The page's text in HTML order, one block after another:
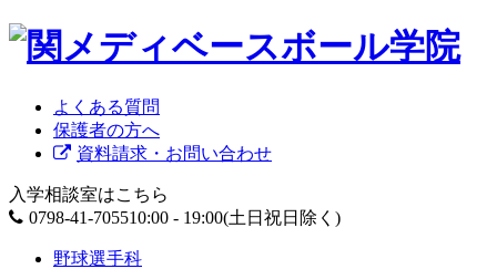
よくある質問
保護者の方へ
資料請求・お問い合わせ
入学相談室はこちら
0798-41-705510:00 - 19:00(土日祝日除く)
野球選手科